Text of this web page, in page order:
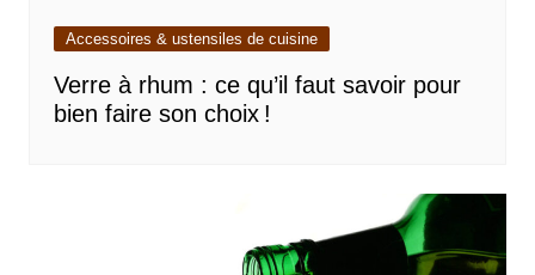
Accessoires & ustensiles de cuisine
Verre à rhum : ce qu’il faut savoir pour
bien faire son choix !